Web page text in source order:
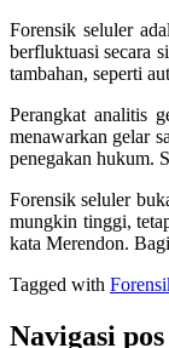
Forensik seluler
berfluktuasi secara
tambahan, seperti
Perangkat analitis
menawarkan gelar
penegakan hukum.
Forensik seluler
mungkin tinggi,
kata Merendon.
Tagged with
Navigasi pos